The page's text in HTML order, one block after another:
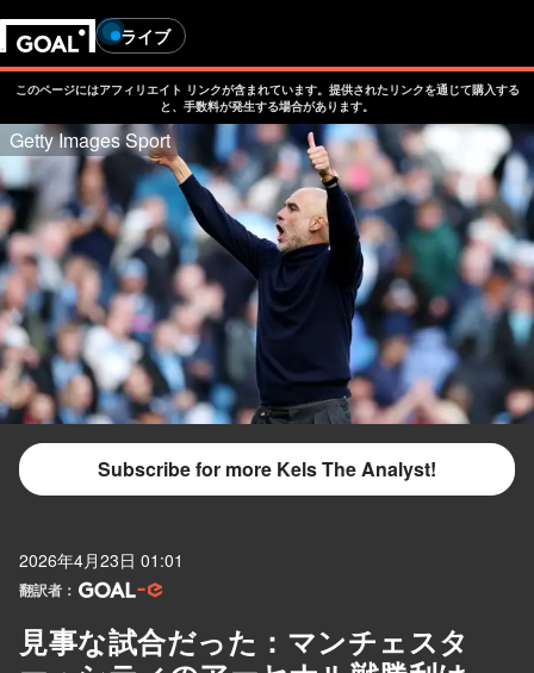
ライブ
このページにはアフィリエイト リンクが含まれています。提供されたリンクを通じて購入する
と、手数料が発生する場合があります。
Getty Images Sport
Subscribe for more Kels The Analyst!
2026年4月23日 01:01
翻訳者：
見事な試合だった：マンチェスタ